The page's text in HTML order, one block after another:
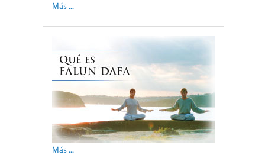
Más ...
Más ...